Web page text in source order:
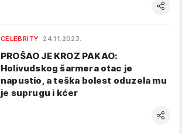
CELEBRITY 24.11.2023.
PROŠAO JE KROZ PAKAO:
Holivudskog šarmera otac je
napustio, a teška bolest oduzela mu
je suprugu i kćer